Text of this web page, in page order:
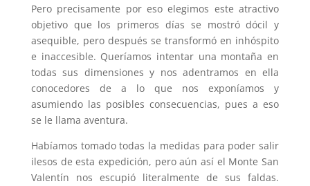
Pero precisamente por eso elegimos este atractivo
objetivo que los primeros días se mostró dócil y
asequible, pero después se transformó en inhóspito
e inaccesible. Queríamos intentar una montaña en
todas sus dimensiones y nos adentramos en ella
conocedores de a lo que nos exponíamos y
asumiendo las posibles consecuencias, pues a eso
se le llama aventura.
Habíamos tomado todas la medidas para poder salir
ilesos de esta expedición, pero aún así el Monte San
Valentín nos escupió literalmente de sus faldas.